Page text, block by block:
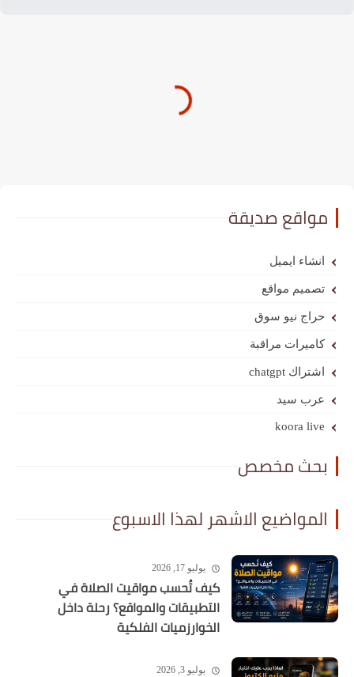
مواقع صديقة
انشاء ايميل
تصميم مواقع
حراج نيو سوق
كاميرات مراقبة
اشتراك chatgpt
عرب سيد
koora live
بحث مخصص
المواضيع الاشهر لهذا الاسبوع
يوليو 17, 2026
كيف تُحسب مواقيت الصلاة في
التطبيقات والمواقع؟ رحلة داخل
الخوارزميات الفلكية
يوليو 3, 2026